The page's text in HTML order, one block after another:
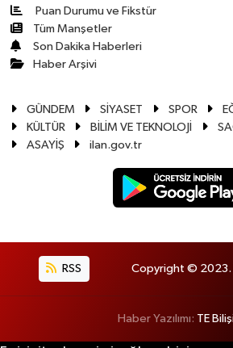
Puan Durumu ve Fikstür
Tüm Manşetler
Son Dakika Haberleri
Haber Arşivi
GÜNDEM SİYASET SPOR
KÜLTÜR
BİLİM VE TEKNOLOJİ
ASAYİŞ
ilan.gov.tr
RSS Copyright © 2023.
Haber Yazılımı: TE